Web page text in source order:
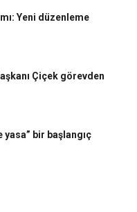
Yeni düzenleme
Çiçek görevden
yasa” bir başlangıç